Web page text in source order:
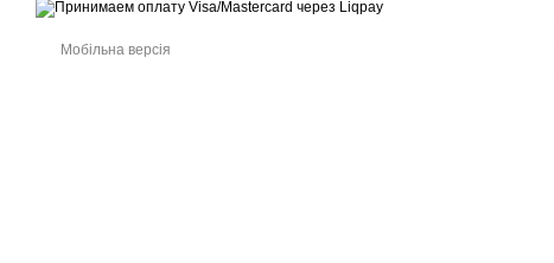
Мобільна версія